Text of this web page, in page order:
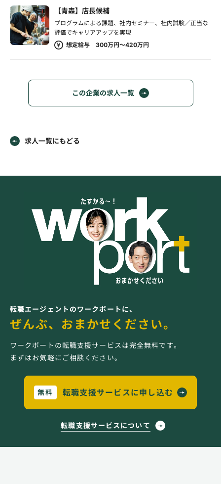
【青森】店長候補
プログラムによる課題、社内セミナー、社内試験／正当な
評価でキャリアアップを実現
想定給与 300万円～420万円
この企業の求人一覧
求人一覧にもどる
転職エージェントのワークポートに、
ぜんぶ、おまかせください。
ワークポートの転職支援サービスは完全無料です。
まずはお気軽にご相談ください。
無料 転職支援サービスに申し込む
転職支援サービスについて